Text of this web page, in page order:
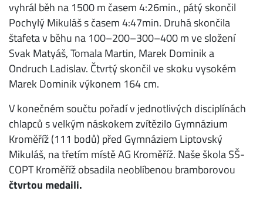
vyhrál běh na 1500 m časem 4:26min., pátý skončil
Pochylý Mikuláš s časem 4:47min. Druhá skončila
štafeta v běhu na 100–200–300–400 m ve složení
Svak Matyáš, Tomala Martin, Marek Dominik a
Ondruch Ladislav. Čtvrtý skončil ve skoku vysokém
Marek Dominik výkonem 164 cm.
V konečném součtu pořadí v jednotlivých disciplínách
chlapců s velkým náskokem zvítězilo Gymnázium
Kroměříž (111 bodů) před Gymnáziem Liptovský
Mikuláš, na třetím místě AG Kroměříž. Naše škola SŠ-
COPT Kroměříž obsadila neoblíbenou bramborovou
čtvrtou medaili.